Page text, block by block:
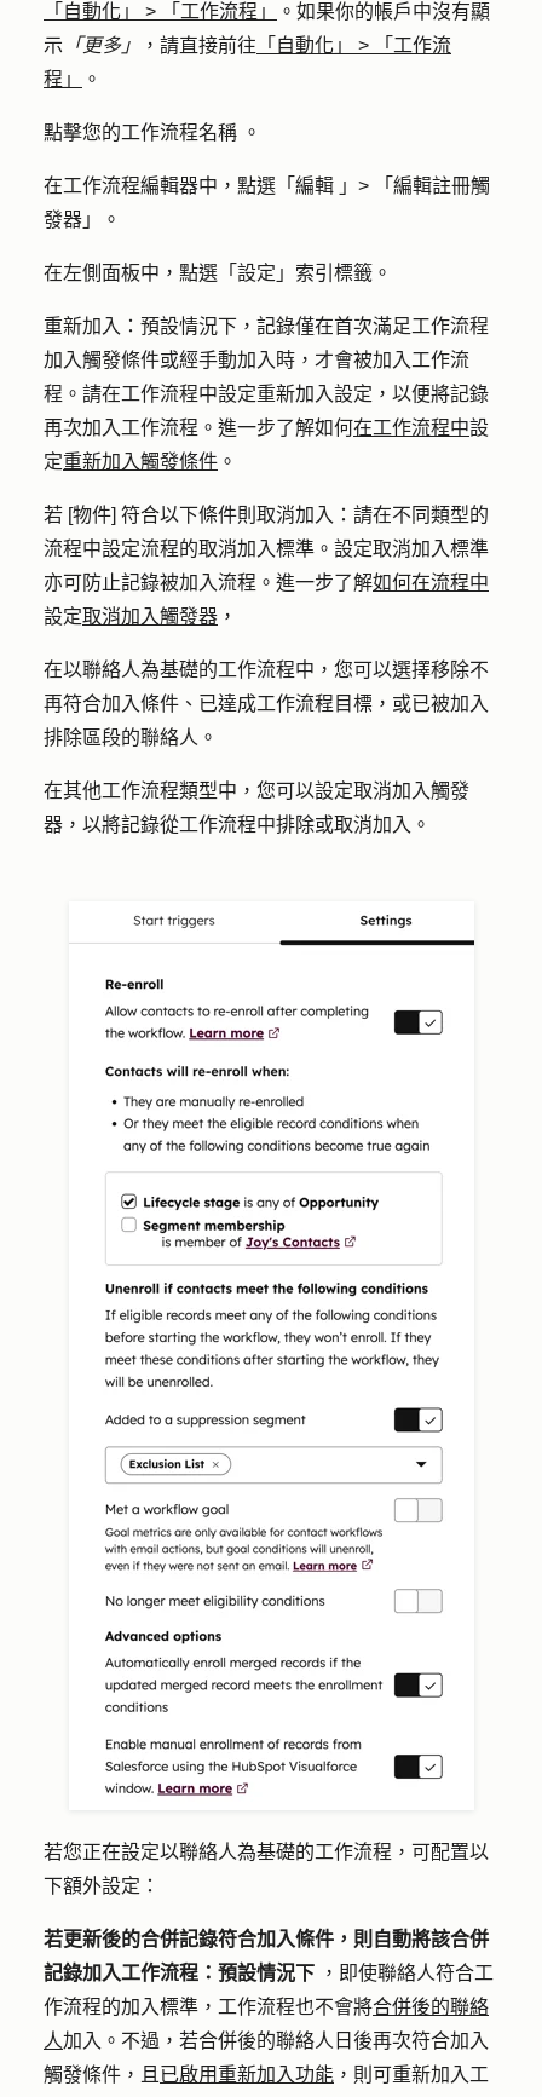
「自動化」
> 「工作流程」
。如果你的帳戶中沒有顯
示 「更多」 ，請直接前往 「自動化」 >
「工作流
程」
。
點擊您的工作流程名稱 。
在工作流程編輯器中，點選「 編輯 」 >
「編輯註冊觸
發器」
。
在左側面板中，點選「 設定 」索引標籤。
重新加入： 預設情況下，記錄僅在首次滿足工作流程
加入觸發條件或經手動加入時，才會被加入工作流
程。請在工作流程中設定重新加入設定，以便將記錄
再次加入工作流程。進一步了解如何在工作流程中設
定重新加入觸發條件 。
若 [物件] 符合以下條件則取消加入： 請在不同類型的
流程中設定流程的取消加入標準。設定取消加入標準
亦可防止記錄被加入流程。進一步了解如何在流程中
設定取消加入觸發器 ，
在以聯絡人為基礎的工作流程中，您可以選擇移除不
再符合加入條件、已達成工作流程目標，或已被加入
排除區段的聯絡人。
在其他工作流程類型中，您可以設定取消加入觸發
器，以將記錄從工作流程中排除或取消加入。
若您正在設定以聯絡人為基礎的工作流程，可配置以
下額外設定：
若更新後的合併記錄符合加入條件，則自動將該合併
記錄加入工作流程：預設情況下 ，即使聯絡人符合工
作流程的加入標準，工作流程也不會將合併後的聯絡
人加入。不過，若合併後的聯絡人日後再次符合加入
觸發條件，且 已啟用重新加入功能 ，則可重新加入工